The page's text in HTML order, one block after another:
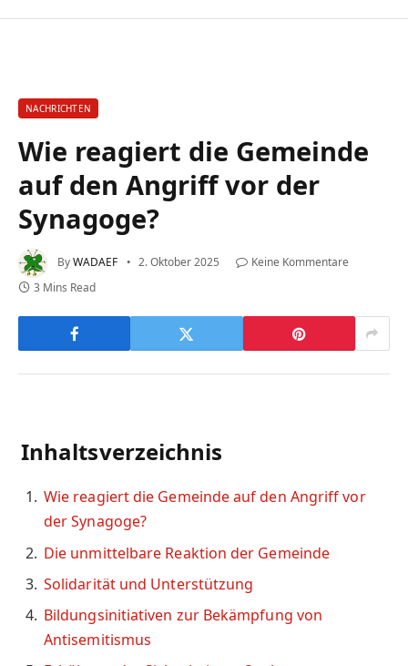
NACHRICHTEN
Wie reagiert die Gemeinde
auf den Angriff vor der
Synagoge?
ByWADAEF 2. Oktober 2025
Keine Kommentare
3 Mins Read
Inhaltsverzeichnis
Wie reagiert die Gemeinde auf den Angriff vor
der Synagoge?
Die unmittelbare Reaktion der Gemeinde
Solidarität und Unterstützung
Bildungsinitiativen zur Bekämpfung von
Antisemitismus